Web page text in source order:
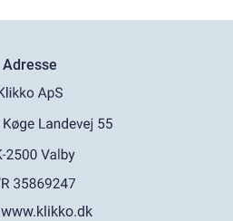
Adresse
www.klikko.dk